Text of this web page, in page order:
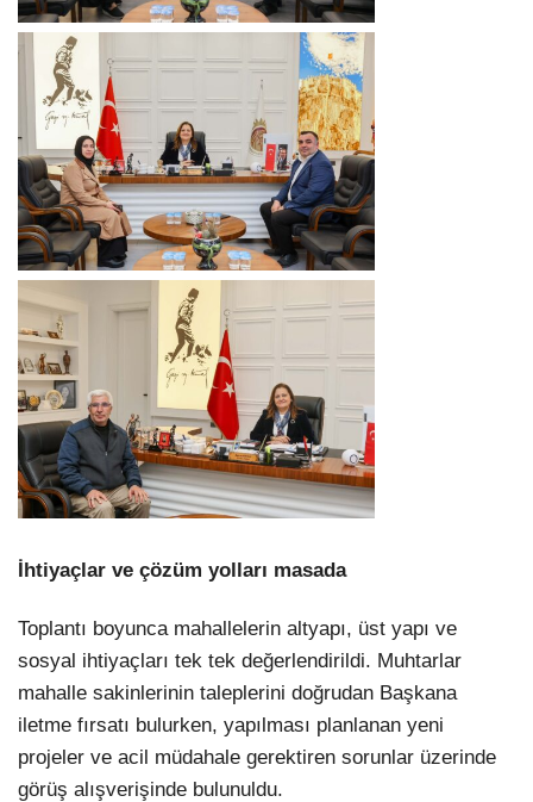
İhtiyaçlar ve çözüm yolları masada
Toplantı boyunca mahallelerin altyapı, üst yapı ve
sosyal ihtiyaçları tek tek değerlendirildi. Muhtarlar
mahalle sakinlerinin taleplerini doğrudan Başkana
iletme fırsatı bulurken, yapılması planlanan yeni
projeler ve acil müdahale gerektiren sorunlar üzerinde
görüş alışverişinde bulunuldu.